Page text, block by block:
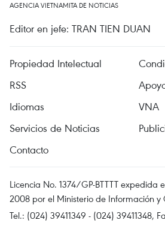
AGENCIA VIETNAMITA DE NOTICIAS
Editor en jefe: TRAN TIEN DUAN
Propiedad Intelectual
RSS
Idiomas
VNA
Servicios de Noticias
Contacto
Licencia No. 1374/GP-BTTTT expedida
2008 por el Ministerio de Información y
Tel.: (024) 39411349 - (024) 39411348,